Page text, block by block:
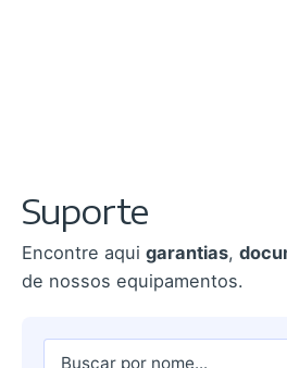
Suporte
Encontre aqui garantias,
de nossos equipamentos.